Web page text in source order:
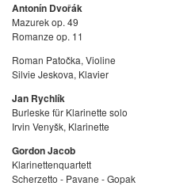
Antonín Dvořák
Mazurek op. 49
Romanze op. 11
Roman Patočka, Violine
Silvie Jeskova, Klavier
Jan Rychlík
Burleske für Klarinette solo
Irvin Venyšk, Klarinette
Gordon Jacob
Klarinettenquartett
Scherzetto - Pavane - Gopak